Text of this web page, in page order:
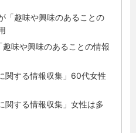
「趣味や興味のあることの
味や興味のあることの情報
関する情報収集」60代女性
関する情報収集」女性は多